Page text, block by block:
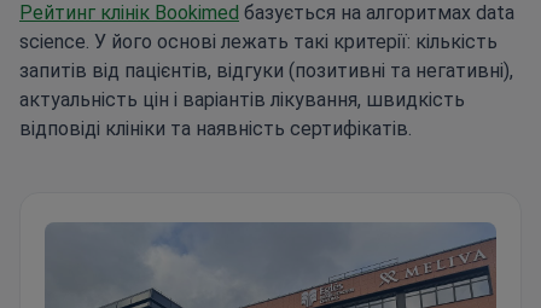
Рейтинг клінік Bookimed базується на алгоритмах data
science. У його основі лежать такі критерії: кількість
запитів від пацієнтів, відгуки (позитивні та негативні),
актуальність цін і варіантів лікування, швидкість
відповіді клініки та наявність сертифікатів.